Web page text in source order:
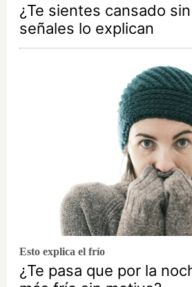
¿Te sientes cansado
señales lo explican
Esto explica el frío
¿Te pasa que por la